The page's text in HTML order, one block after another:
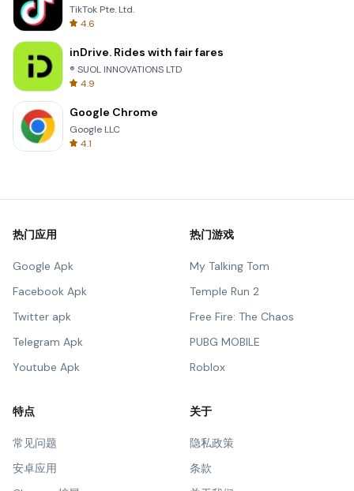
TikTok Pte. Ltd.
4.6
inDrive. Rides with fair fares
® SUOL INNOVATIONS LTD
4.9
Google Chrome
Google LLC
4.1
热门应用
Google Apk
Facebook Apk
Twitter apk
Telegram Apk
Youtube Apk
热门游戏
My Talking Tom
Temple Run 2
Free Fire: The Chaos
PUBG MOBILE
Roblox
特点
常见问题
安卓应用
关于
隐私政策
条款